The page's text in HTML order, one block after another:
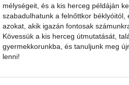
mélységeit, és a kis herceg példáján
szabadulhatunk a felnőttkor béklyóitól,
azokat, akik igazán fontosak
Kövessük a kis herceg útmutatását,
gyermekkorunkba, és tanuljunk meg
lenni!